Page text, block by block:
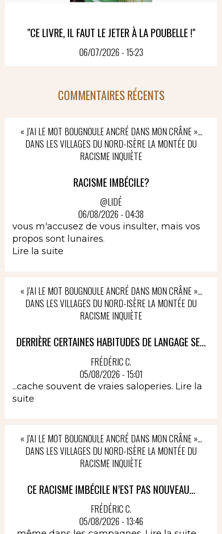
"CE LIVRE, IL FAUT LE JETER À LA POUBELLE !"
06/07/2026 - 15:23
COMMENTAIRES RÉCENTS
« J’AI LE MOT BOUGNOULE ANCRÉ DANS MON CRÂNE »…
DANS LES VILLAGES DU NORD-ISÈRE LA MONTÉE DU
RACISME INQUIÈTE
RACISME IMBÉCILE?
@LIDÉ
06/08/2026 - 04:38
vous m'accusez de vous insulter, mais vos
propos sont lunaires.
Lire la suite
« J’AI LE MOT BOUGNOULE ANCRÉ DANS MON CRÂNE »…
DANS LES VILLAGES DU NORD-ISÈRE LA MONTÉE DU
RACISME INQUIÈTE
DERRIÈRE CERTAINES HABITUDES DE LANGAGE SE...
FRÉDÉRIC C.
05/08/2026 - 15:01
...cache souvent de vraies saloperies. Lire la
suite
« J’AI LE MOT BOUGNOULE ANCRÉ DANS MON CRÂNE »…
DANS LES VILLAGES DU NORD-ISÈRE LA MONTÉE DU
RACISME INQUIÈTE
CE RACISME IMBÉCILE N’EST PAS NOUVEAU...
FRÉDÉRIC C.
05/08/2026 - 13:46